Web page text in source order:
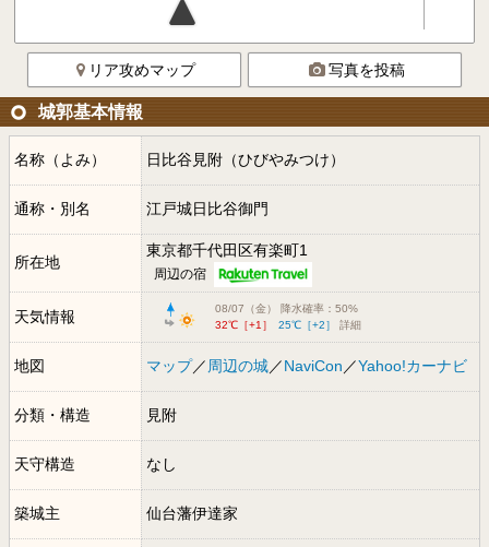
リア攻めマップ 写真を投稿
城郭基本情報
名称（よみ） 日比谷見附（ひびやみつけ）
通称・別名 江戸城日比谷御門
所在地
東京都千代田区有楽町1
周辺の宿
天気情報
08/07（金） 降水確率：50%
32℃［+1］
25℃［+2］ 詳細
地図 マップ／ 周辺の城／NaviCon ／Yahoo!カーナビ
分類・構造 見附
天守構造 なし
築城主 仙台藩伊達家